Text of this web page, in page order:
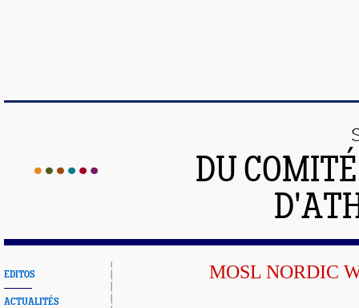
DU
EDITOS
ACTUALITÉS
MOSL NORDIC